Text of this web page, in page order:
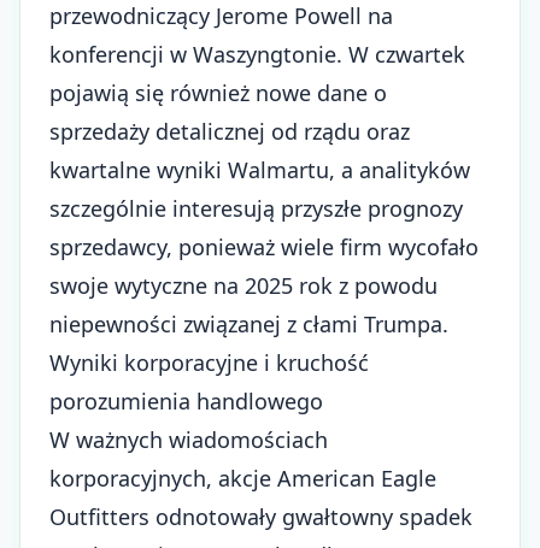
przewodniczący Jerome Powell na
konferencji w Waszyngtonie. W czwartek
pojawią się również nowe dane o
sprzedaży detalicznej od rządu oraz
kwartalne wyniki Walmartu, a analityków
szczególnie interesują przyszłe prognozy
sprzedawcy, ponieważ wiele firm wycofało
swoje wytyczne na 2025 rok z powodu
niepewności związanej z cłami Trumpa.
Wyniki korporacyjne i kruchość
porozumienia handlowego
W ważnych wiadomościach
korporacyjnych, akcje American Eagle
Outfitters odnotowały gwałtowny spadek